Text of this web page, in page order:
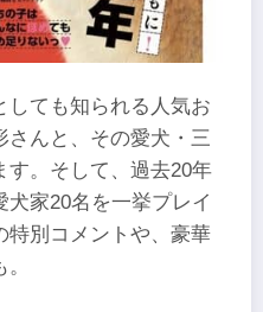
しても知られる人気お
さんと、その愛犬・三
す。そして、過去20年
家20名を一挙プレイ
特別コメントや、豪華